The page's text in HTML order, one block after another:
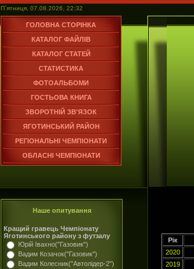
П`ятниця, 07.08.2026, 22:32
ГОЛОВНА СТОРІНКА
КАТАЛОГ ФАЙЛІВ
КАТАЛОГ СТАТЕЙ
СТАТИСТИКА
ФОТОАЛЬБОМИ
ГОСТЬОВА КНИГА
ЗВОРОТНІЙ ЗВ'ЯЗОК
ЯГОТИНСЬКИЙ РАЙОН
РЕГІОНАЛЬНІ ЧЕМПІОНАТИ
ОБЛАСНІ ЧЕМПІОНАТИ
Наше опитування
Кращий гравець Чемпіонату
Яготинського району з футзалу
Юрій Івахно("Газовик")
Вадим Козачок("Газовик")
Вадим Колесник("Автолідер-2")
Рік
2020
2019